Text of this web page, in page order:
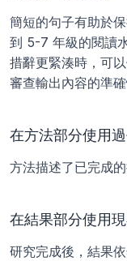
簡短的句子有助於
到 5-7 年級的閱讀
措辭更緊湊時，可
審查輸出內容的準確
在方法部分使用
方法描述了已完成的
在結果部分使用
研究完成後，結果依